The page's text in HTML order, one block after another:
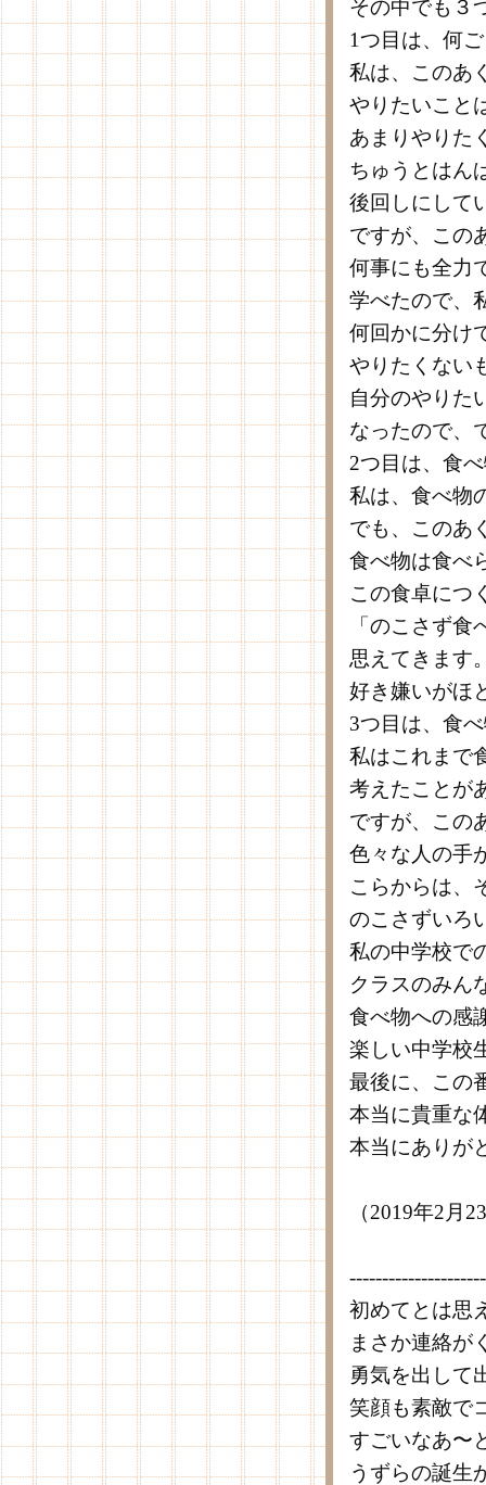
その中でも３
1つ目は、何
私は、このあ
やりたいこと
あまりやりた
ちゅうとはん
後回しにして
ですが、この
何事にも全力
学べたので、
何回かに分け
やりたくない
自分のやりた
なったので、
2つ目は、食
私は、食べ物
でも、このあ
食べ物は食べ
この食卓につ
「のこさず
思えてきます
好き嫌いがほ
3つ目は、食
私はこれまで
考えたことが
ですが、この
色々な人の手
こらからは、
のこさずいろ
私の中学校で
クラスのみん
食べ物への感
楽しい中学校
最後に、この
本当に貴重な
本当にありが
（2019年2月
初めてとは思
まさか連絡が
勇気を出して
笑顔も素敵で
すごいなあ〜
うずらの誕生